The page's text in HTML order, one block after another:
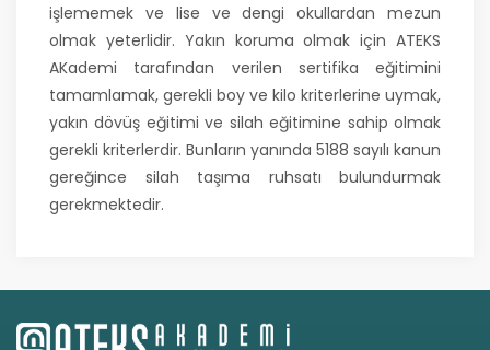
işlememek ve lise ve dengi okullardan mezun
olmak yeterlidir. Yakın koruma olmak için ATEKS
AKademi tarafından verilen sertifika eğitimini
tamamlamak, gerekli boy ve kilo kriterlerine uymak,
yakın dövüş eğitimi ve silah eğitimine sahip olmak
gerekli kriterlerdir. Bunların yanında 5188 sayılı kanun
gereğince silah taşıma ruhsatı bulundurmak
gerekmektedir.